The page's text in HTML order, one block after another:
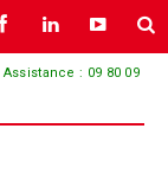
Assistance : 09 80 09